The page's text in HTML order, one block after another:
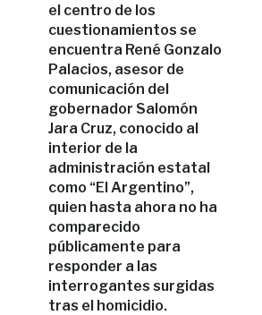
el centro de los
cuestionamientos se
encuentra René Gonzalo
Palacios, asesor de
comunicación del
gobernador Salomón
Jara Cruz, conocido al
interior de la
administración estatal
como “El Argentino”,
quien hasta ahora no ha
comparecido
públicamente para
responder a las
interrogantes surgidas
tras el homicidio.